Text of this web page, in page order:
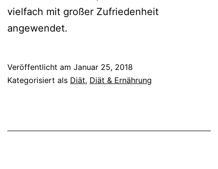
vielfach mit großer Zufriedenheit
angewendet.
Veröffentlicht am Januar 25, 2018
Kategorisiert als Diät, Diät & Ernährung